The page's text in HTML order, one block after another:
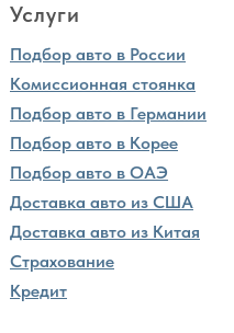
Услуги
Подбор авто в России
Комиссионная стоянка
Подбор авто в Германии
Подбор авто в Корее
Подбор авто в ОАЭ
Доставка авто из США
Доставка авто из Китая
Страхование
Кредит